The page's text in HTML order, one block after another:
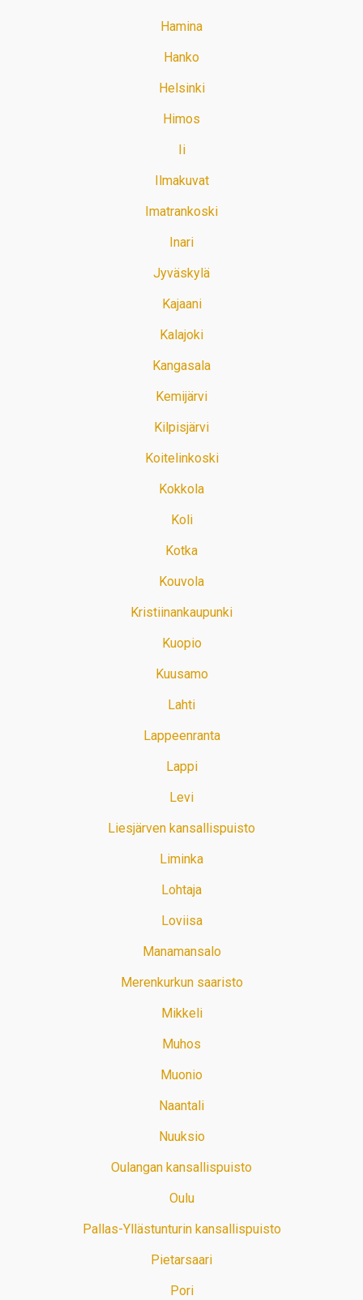
Hamina
Hanko
Helsinki
Himos
Ii
Ilmakuvat
Imatrankoski
Inari
Jyväskylä
Kajaani
Kalajoki
Kangasala
Kemijärvi
Kilpisjärvi
Koitelinkoski
Kokkola
Koli
Kotka
Kouvola
Kristiinankaupunki
Kuopio
Kuusamo
Lahti
Lappeenranta
Lappi
Levi
Liesjärven kansallispuisto
Liminka
Lohtaja
Loviisa
Manamansalo
Merenkurkun saaristo
Mikkeli
Muhos
Muonio
Naantali
Nuuksio
Oulangan kansallispuisto
Oulu
Pallas-Yllästunturin kansallispuisto
Pietarsaari
Pori